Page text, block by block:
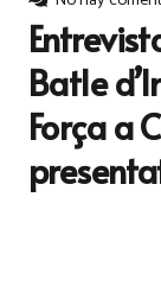
Batle
Força a